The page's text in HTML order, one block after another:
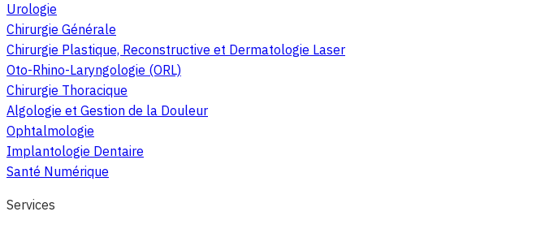
Urologie
Chirurgie Générale
Chirurgie Plastique, Reconstructive et Dermatologie Laser
Oto-Rhino-Laryngologie (ORL)
Chirurgie Thoracique
Algologie et Gestion de la Douleur
Ophtalmologie
Implantologie Dentaire
Santé Numérique
Services